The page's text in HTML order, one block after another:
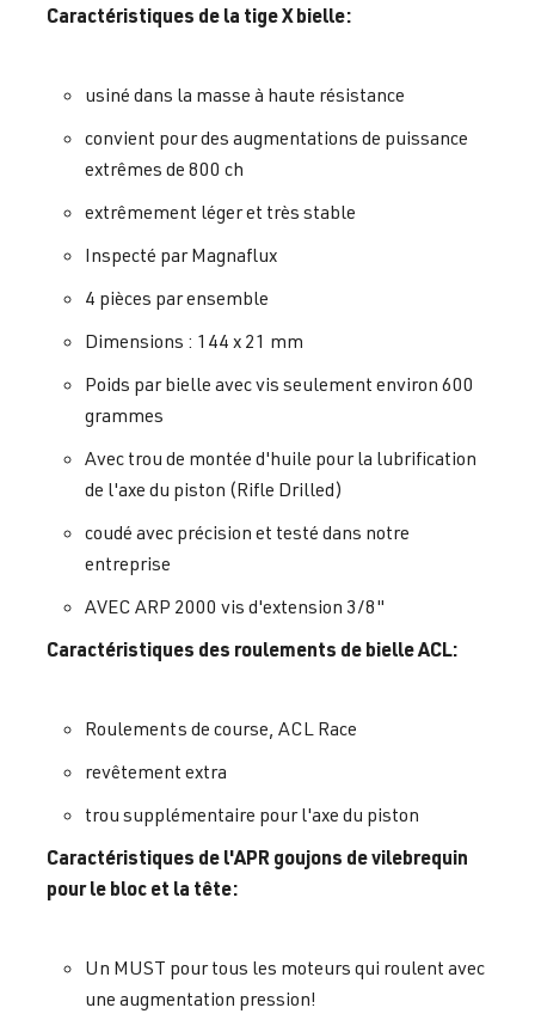
Caractéristiques de la tige X bielle:
usiné dans la masse à haute résistance
convient pour des augmentations de puissance
extrêmes de 800 ch
extrêmement léger et très stable
Inspecté par Magnaflux
4 pièces par ensemble
Dimensions : 144 x 21 mm
Poids par bielle avec vis seulement environ 600
grammes
Avec trou de montée d'huile pour la lubrification
de l'axe du piston (Rifle Drilled)
coudé avec précision et testé dans notre
entreprise
AVEC ARP 2000 vis d'extension 3/8"
Caractéristiques des roulements de bielle ACL:
Roulements de course, ACL Race
revêtement extra
trou supplémentaire pour l'axe du piston
Caractéristiques de l'APR goujons de vilebrequin
pour le bloc et la tête:
Un MUST pour tous les moteurs qui roulent avec
une augmentation pression!